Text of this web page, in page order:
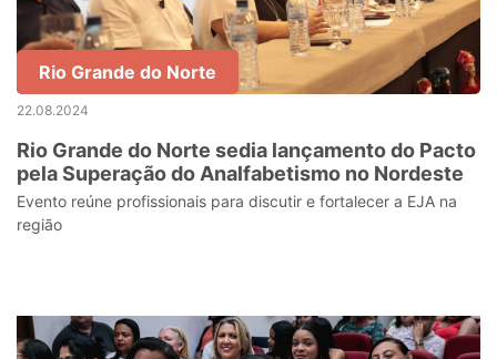
Rio Grande do Norte
22.08.2024
Rio Grande do Norte sedia lançamento do Pacto
pela Superação do Analfabetismo no Nordeste
Evento reúne profissionais para discutir e fortalecer a EJA na
região